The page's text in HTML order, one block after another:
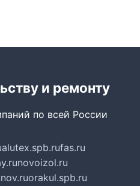
и ремонту
по всей России
alutex.spb.rufas.ru
novoizol.ru
orakul.spb.ru